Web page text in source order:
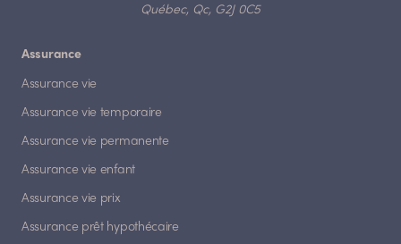
Québec, Qc, G2J 0C5
Assurance
Assurance vie
Assurance vie temporaire
Assurance vie permanente
Assurance vie enfant
Assurance vie prix
Assurance prêt hypothécaire